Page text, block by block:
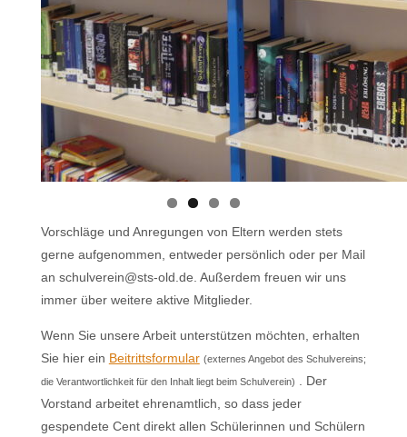
Vorschläge und Anregungen von Eltern werden stets
gerne aufgenommen, entweder persönlich oder per Mail
an schulverein@sts-old.de. Außerdem freuen wir uns
immer über weitere aktive Mitglieder.
Wenn Sie unsere Arbeit unterstützen möchten, erhalten
Sie hier ein Beitrittsformular (externes Angebot des Schulvereins;
die Verantwortlichkeit für den Inhalt liegt beim Schulverein) . Der
Vorstand arbeitet ehrenamtlich, so dass jeder
gespendete Cent direkt allen Schülerinnen und Schülern